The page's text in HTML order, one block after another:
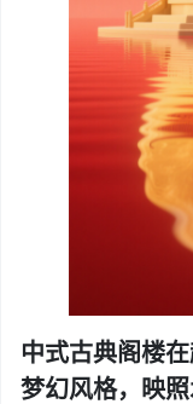
中式古典阁楼
梦幻风格，映照